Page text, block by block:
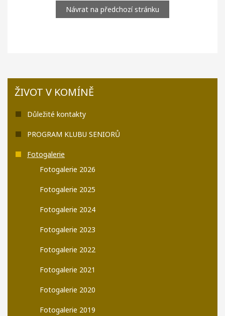
Návrat na předchozí stránku
ŽIVOT V KOMÍNĚ
Důležité kontakty
PROGRAM KLUBU SENIORŮ
Fotogalerie
Fotogalerie 2026
Fotogalerie 2025
Fotogalerie 2024
Fotogalerie 2023
Fotogalerie 2022
Fotogalerie 2021
Fotogalerie 2020
Fotogalerie 2019